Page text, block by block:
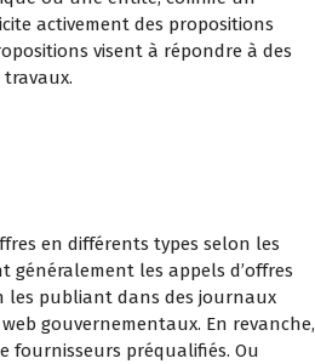
activement des propositions
visent à répondre à des
travaux.
en différents types selon les
généralement les appels d’offres
les publiant dans des journaux
gouvernementaux. En revanche,
fournisseurs préqualifiés. Ou